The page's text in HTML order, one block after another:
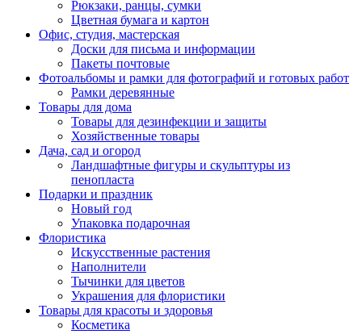
Рюкзаки, ранцы, сумки
Цветная бумага и картон
Офис, студия, мастерская
Доски для письма и информации
Пакеты почтовые
Фотоальбомы и рамки для фотографий и готовых работ
Рамки деревянные
Товары для дома
Товары для дезинфекции и защиты
Хозяйственные товары
Дача, сад и огород
Ландшафтные фигуры и скульптуры из
пенопласта
Подарки и праздник
Новый год
Упаковка подарочная
Флористика
Искусственные растения
Наполнители
Тычинки для цветов
Украшения для флористики
Товары для красоты и здоровья
Косметика